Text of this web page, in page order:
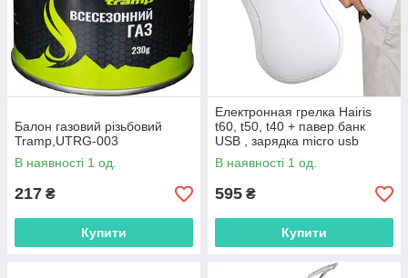
Балон газовий різьбовий
Tramp,UTRG-003
В наявності 1 од.
217 ₴
Купити
Електронная грелка Hairis
t60, t50, t40 + павер банк
USB , зарядка micro usb
В наявності 1 од.
595 ₴
Купити